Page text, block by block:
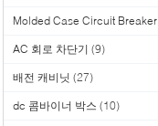
Molded Case Circuit Breaker
AC 회로 차단기 (9)
배전 캐비닛 (27)
dc 콤바이너 박스 (10)